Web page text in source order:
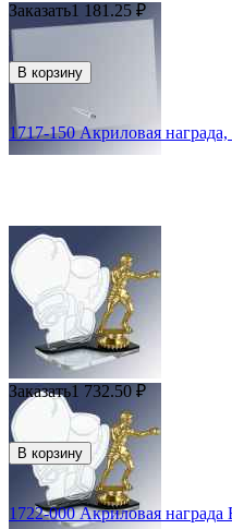
Заказать1 181.25 ₽
В корзину
1717-150 Акриловая
Заказать1 732.50 ₽
В корзину
1722-000 Акриловая награда